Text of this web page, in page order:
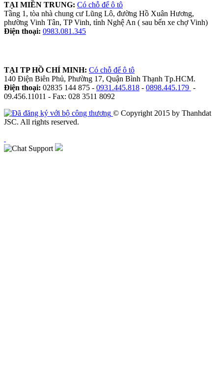
TẠI MIỀN TRUNG: Có chỗ để ô tô
Tầng 1, tòa nhà chung cư Lũng Lô, đường Hồ Xuân Hương,
phường Vinh Tân, TP Vinh, tỉnh Nghệ An ( sau bến xe chợ Vinh)
Điện thoại: 0983.081.345
TẠI TP HỒ CHÍ MINH: Có chỗ để ô tô
140 Điện Biên Phủ, Phường 17, Quận Bình Thạnh Tp.HCM.
Điện thoại: 02835 144 875 - 0931.445.818 - 0898.445.179 -
09.456.11011 - Fax: 028 3511 8092
© Copyright 2015 by Thanhdat
JSC. All rights reserved.